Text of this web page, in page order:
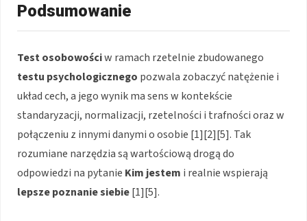
Podsumowanie
Test osobowościw ramach rzetelnie zbudowanego
testu psychologicznego pozwala zobaczyć natężenie i
układ cech, a jego wynik ma sens w kontekście
standaryzacji, normalizacji, rzetelności i trafności oraz w
połączeniu z innymi danymi o osobie [1][2][5]. Tak
rozumiane narzędzia są wartościową drogą do
odpowiedzi na pytanie Kim jestem i realnie wspierają
lepsze poznanie siebie[1][5].